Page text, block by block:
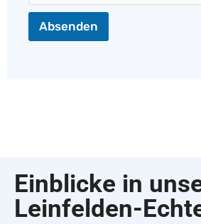
m
Absenden
Einblicke in
Leinfelden-